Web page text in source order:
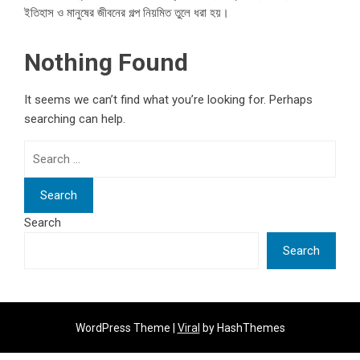
ইতিহাস ও মানুষের জীবনের গল্প নিয়মিত তুলে ধরা হয়।
Nothing Found
It seems we can’t find what you’re looking for. Perhaps
searching can help.
Search
Search
WordPress Theme | Viral by HashThemes